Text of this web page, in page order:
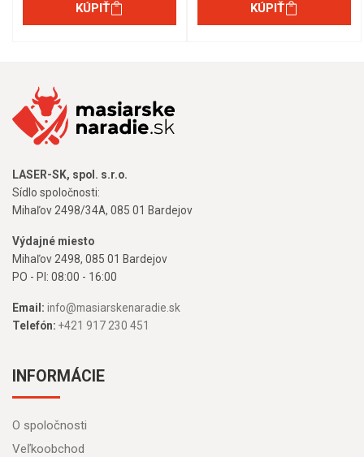
KÚPIŤ KÚPIŤ
LASER-SK, spol. s.r.o.
Sídlo spoločnosti:
Mihaľov 2498/34A, 085 01 Bardejov
Výdajné miesto
Mihaľov 2498, 085 01 Bardejov
PO - PI: 08:00 - 16:00
Email: info@masiarskenaradie.sk
Telefón: +421 917 230 451
INFORMÁCIE
O spoločnosti
Veľkoobchod